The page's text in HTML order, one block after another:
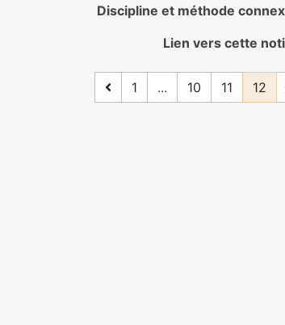
Discipline et méthode
Lien vers cette
1 ... 10 11 12